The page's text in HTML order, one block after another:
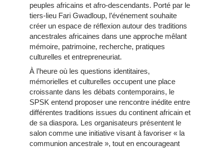
peuples africains et afro-descendants. Porté par le
tiers-lieu Fari Gwadloup, l’événement souhaite
créer un espace de réflexion autour des traditions
ancestrales africaines dans une approche mêlant
mémoire, patrimoine, recherche, pratiques
culturelles et entrepreneuriat.
À l’heure où les questions identitaires,
mémorielles et culturelles occupent une place
croissante dans les débats contemporains, le
SPSK entend proposer une rencontre inédite entre
différentes traditions issues du continent africain et
de sa diaspora. Les organisateurs présentent le
salon comme une initiative visant à favoriser « la
communion ancestrale », tout en encourageant